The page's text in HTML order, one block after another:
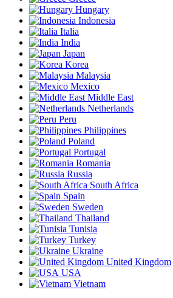
Hungary
Indonesia
Italia
India
Japan
Korea
Malaysia
Mexico
Middle East
Netherlands
Peru
Philippines
Poland
Portugal
Romania
Russia
South Africa
Spain
Sweden
Thailand
Tunisia
Turkey
Ukraine
United Kingdom
USA
Vietnam